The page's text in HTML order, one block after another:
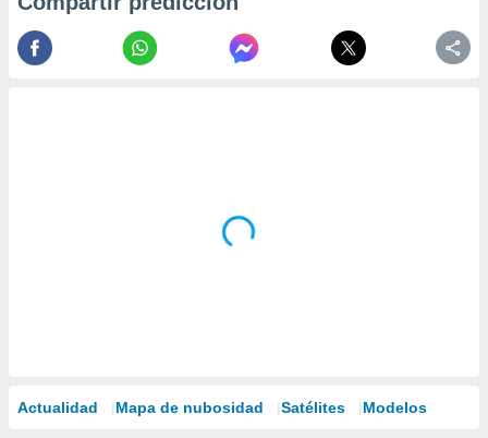
Actualidad Mapa de nubosidad Satélites Modelos